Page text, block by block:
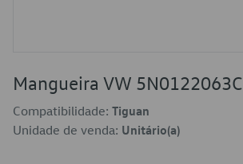
Mangueira VW 5N0122063C
Compatibilidade: Tiguan
Unidade de venda: Unitário(a)